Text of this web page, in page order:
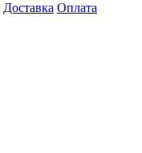
Доставка Оплата